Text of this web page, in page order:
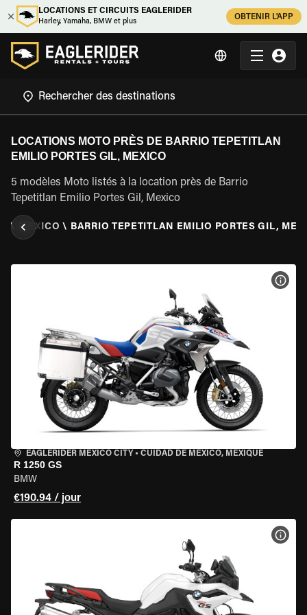
LOCATIONS ET CIRCUITS EAGLERIDER
Harley, Yamaha, BMW et plus
OBTENIR L'APP
LOCATIONS MOTO PRÈS DE BARRIO TEPETITLAN
EMILIO PORTES GIL, MEXICO
5 modèles Moto listés à la location près de Barrio
Tepetitlan Emilio Portes Gil, Mexico
\ MEXICO \ BARRIO TEPETITLAN EMILIO PORTES GIL,
EAGLERIDER MEXICO CITY • CUIDAD DE MEXICO, MEXIQUE
R 1250 GS
BMW
€190.94 / jour